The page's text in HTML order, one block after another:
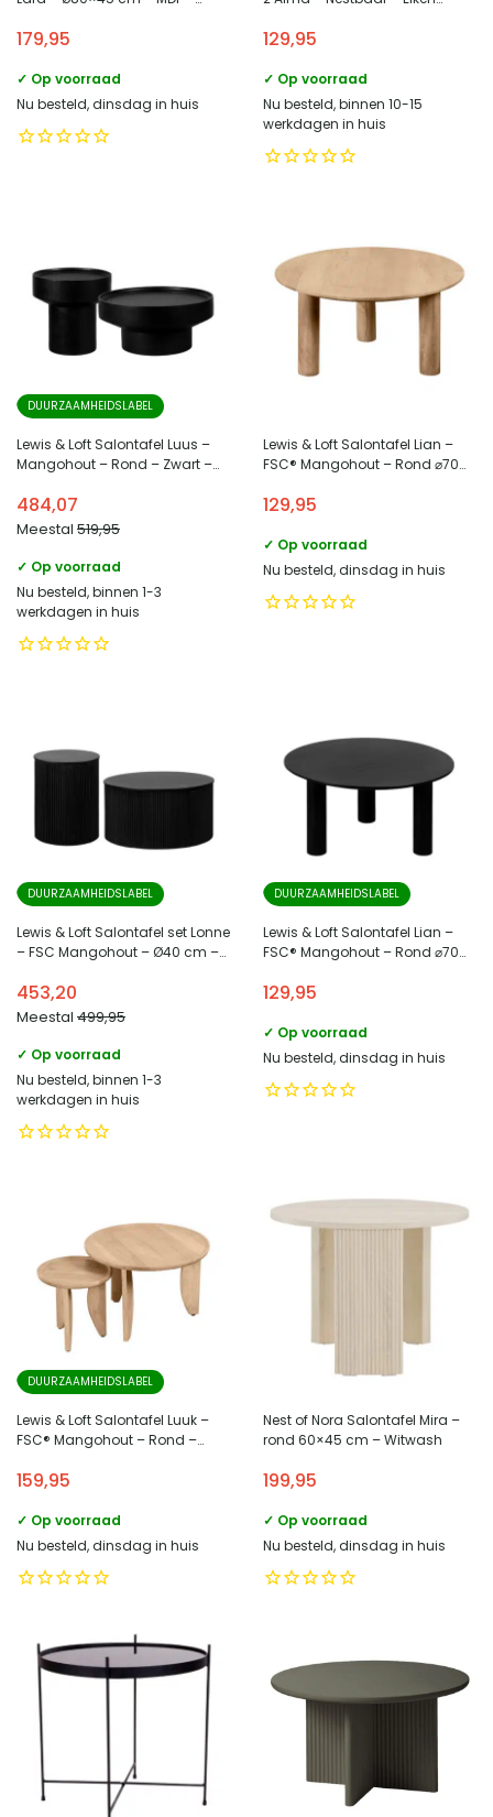
179,95
✓ Op voorraad
Nu besteld, dinsdag in huis
Ø60 CM – Naturel
129,95
✓ Op voorraad
Nu besteld, binnen 10-15
werkdagen in huis
DUURZAAMHEIDSLABEL
Lewis & Loft Salontafel Luus –
Mangohout – Rond – Zwart –
484,07
Meestal 519,95
✓ Op voorraad
Nu besteld, binnen 1-3
werkdagen in huis
Lewis & Loft Salontafel Lian –
FSC® Mangohout – Rond ⌀70
129,95
✓ Op voorraad
Nu besteld, dinsdag in huis
DUURZAAMHEIDSLABEL
Lewis & Loft Salontafel set Lonne
– FSC Mangohout – Ø40 cm –
Zwart – Set van 2
453,20
Meestal 499,95
✓ Op voorraad
Nu besteld, binnen 1-3
werkdagen in huis
DUURZAAMHEIDSLABEL
Lewis & Loft Salontafel Lian –
FSC® Mangohout – Rond ⌀70
129,95
✓ Op voorraad
Nu besteld, dinsdag in huis
DUURZAAMHEIDSLABEL
Lewis & Loft Salontafel Luuk –
FSC® Mangohout – Rond –
159,95
✓ Op voorraad
Nu besteld, dinsdag in huis
Nest of Nora Salontafel Mira –
rond 60×45 cm – Witwash
199,95
✓ Op voorraad
Nu besteld, dinsdag in huis